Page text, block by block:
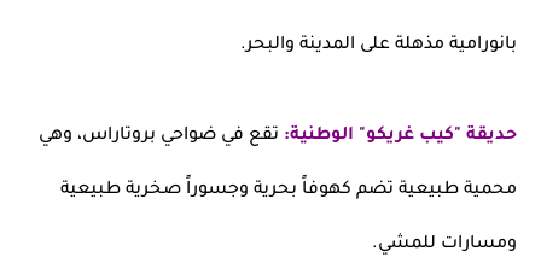
بانورامية مذهلة على المدينة والبحر.
حديقة "كيب غريكو" الوطنية: تقع في ضواحي بروتاراس، وهي
محمية طبيعية تضم كهوفاً بحرية وجسوراً صخرية طبيعية
ومسارات للمشي.